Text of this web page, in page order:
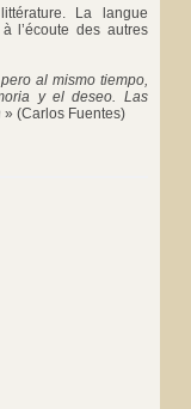
La langue
l’écoute des autres
al mismo tiempo,
y el deseo. Las
» (Carlos Fuentes)